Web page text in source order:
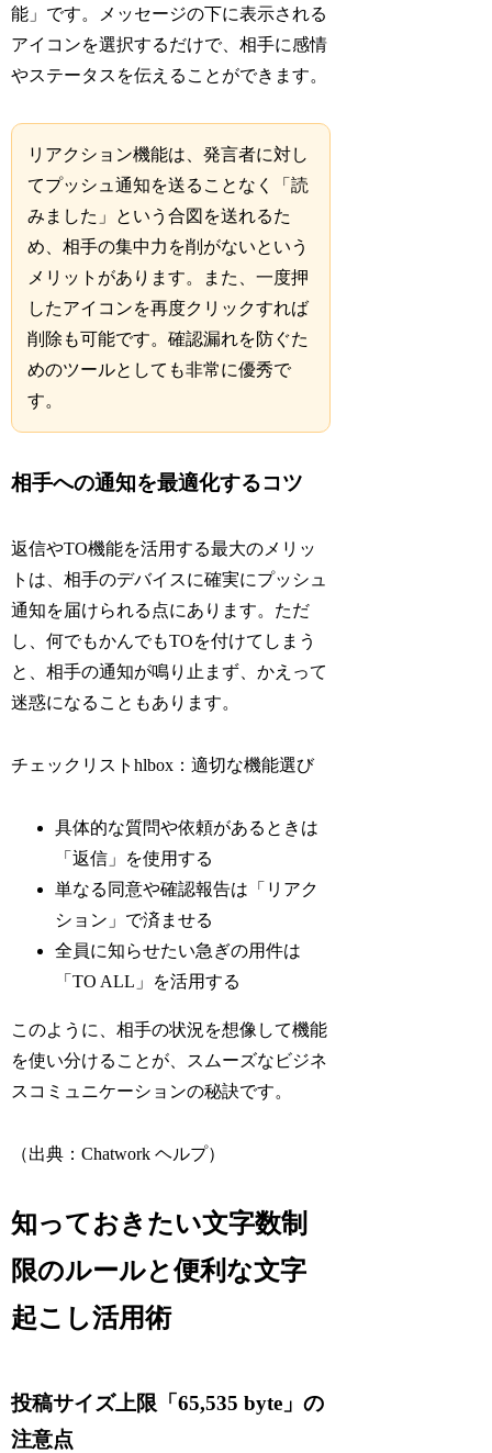
能」です。メッセージの下に表示される
アイコンを選択するだけで、相手に感情
やステータスを伝えることができます。
リアクション機能は、発言者に対し
てプッシュ通知を送ることなく「読
みました」という合図を送れるた
め、相手の集中力を削がないという
メリットがあります。また、一度押
したアイコンを再度クリックすれば
削除も可能です。確認漏れを防ぐた
めのツールとしても非常に優秀で
す。
相手への通知を最適化するコツ
返信やTO機能を活用する最大のメリッ
トは、相手のデバイスに確実にプッシュ
通知を届けられる点にあります。ただ
し、何でもかんでもTOを付けてしまう
と、相手の通知が鳴り止まず、かえって
迷惑になることもあります。
チェックリストhlbox：適切な機能選び
具体的な質問や依頼があるときは
「返信」を使用する
単なる同意や確認報告は「リアク
ション」で済ませる
全員に知らせたい急ぎの用件は
「TO ALL」を活用する
このように、相手の状況を想像して機能
を使い分けることが、スムーズなビジネ
スコミュニケーションの秘訣です。
（出典：Chatwork ヘルプ）
知っておきたい文字数制
限のルールと便利な文字
起こし活用術
投稿サイズ上限「65,535 byte」の
注意点